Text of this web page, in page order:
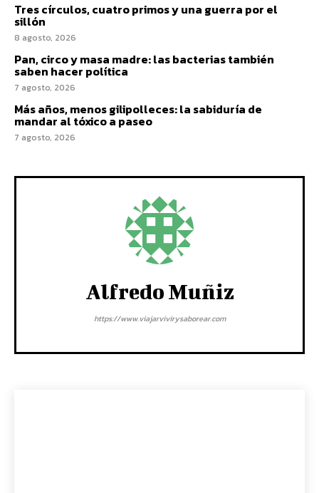
Tres círculos, cuatro primos y una guerra por el
sillón
8 agosto, 2026
Pan, circo y masa madre: las bacterias también
saben hacer política
7 agosto, 2026
Más años, menos gilipolleces: la sabiduría de
mandar al tóxico a paseo
7 agosto, 2026
Alfredo Muñiz
https://www.viajarvivirysaborear.com